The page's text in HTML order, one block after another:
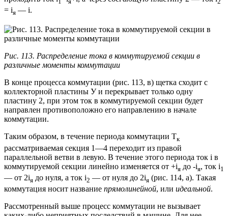
= iя — i.
Рис. 113. Распределение тока в коммутируемой секции в
различные моменты коммутации
В конце процесса коммутации (рис. 113, в) щетка сходит с
коллекторной пластины У и перекрывает только одну
пластину 2, при этом ток в коммутируемой секции будет
направлен противоположно его направлению в начале
коммутации.
Таким образом, в течение периода коммутации Тк
рассматриваемая секция 1—4 переходит из правой
параллельной ветви в левую. В течение этого периода ток i в
коммутируемой секции линейно изменяется от +iя до -iя, ток i1
— от 2iя до нуля, а ток i2 — от нуля до 2iя (рис. 114, а). Такая
коммутация носит название прямолинейной, или идеальной.
Рассмотренный выше процесс коммутации не вызывает